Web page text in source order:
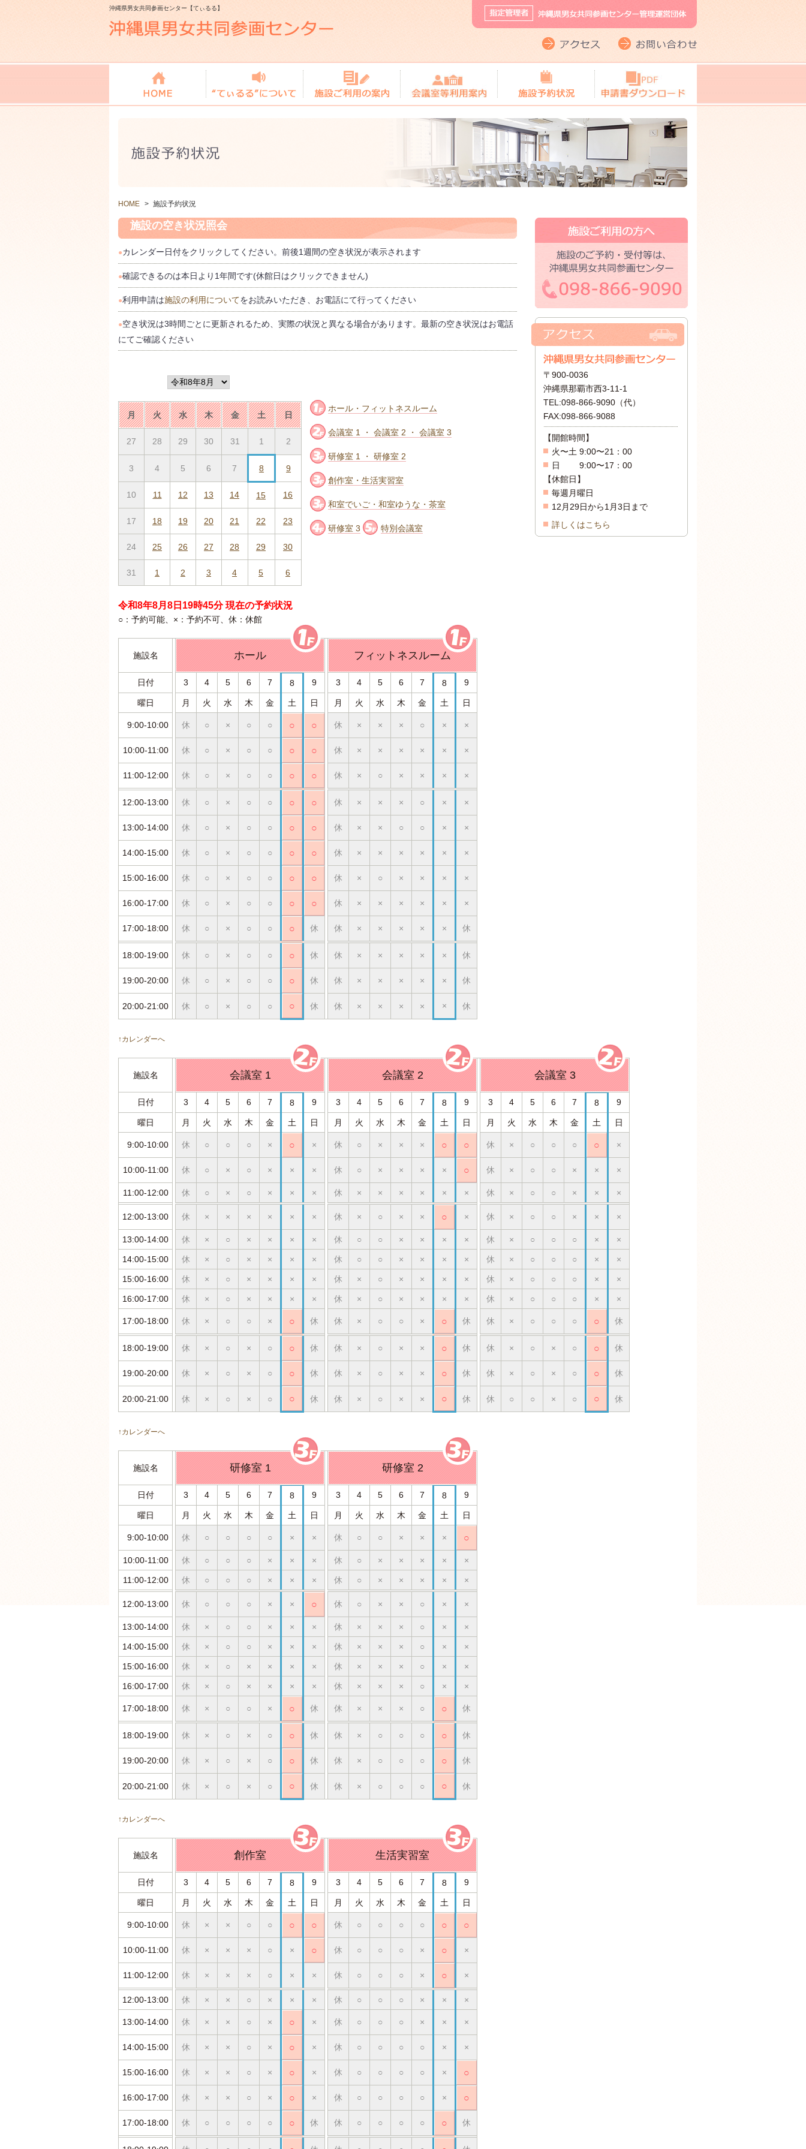
沖縄県男女共同参画センター【てぃるる】
HOME > 施設予約状況
施設の空き状況照会
●カレンダー日付をクリックしてください。前後1週間の空き状況が表示されます
●確認できるのは本日より1年間です(休館日はクリックできません)
●利用申請は施設の利用についてをお読みいただき、お電話にて行ってください
●空き状況は3時間ごとに更新されるため、実際の状況と異なる場合があります。最新の空き状況はお電話
にてご確認ください
〒900-0036
沖縄県那覇市西3-11-1
TEL:098-866-9090（代）
FAX:098-866-9088
【開館時間】
火〜土 9:00〜21：00
日 9:00〜17：00
【休館日】
毎週月曜日
12月29日から1月3日まで
詳しくはこちら
月 火 水 木 金 土 日
27 28 29 30 31 1 2
3 4 5 6 7 8 9
10 11 12 13 14 15 16
17 18 19 20 21 22 23
24 25 26 27 28 29 30
31 1 2 3 4 5 6
ホール・フィットネスルーム
会議室 1 ・ 会議室 2 ・ 会議室 3
研修室 1 ・ 研修室 2
創作室・生活実習室
和室でいご・和室ゆうな・茶室
研修室 3 特別会議室
令和8年8月8日19時45分 現在の予約状況
○：予約可能、×：予約不可、休：休館
施設名 ホール フィットネスルーム
日付 3 4 5 6 7 8 9 3 4 5 6 7 8 9
曜日 月 火 水 木 金 土 日 月 火 水 木 金 土 日
9:00-10:00 休 ○ × ○ ○ ○ ○ 休 × × × ○ × ×
10:00-11:00 休 ○ × ○ ○ ○ ○ 休 × × × × × ×
11:00-12:00 休 ○ × ○ ○ ○ ○ 休 × ○ × × × ×
12:00-13:00 休 ○ × ○ ○ ○ ○ 休 × × × ○ × ×
13:00-14:00 休 ○ × ○ ○ ○ ○ 休 × × ○ ○ × ×
14:00-15:00 休 ○ × ○ ○ ○ ○ 休 × × × × × ×
15:00-16:00 休 ○ × ○ ○ ○ ○ 休 × ○ × × × ×
16:00-17:00 休 ○ × ○ ○ ○ ○ 休 × × × × × ×
17:00-18:00 休 ○ × ○ ○ ○ 休 休 × × × × × 休
18:00-19:00 休 ○ × ○ ○ ○ 休 休 × × × × × 休
19:00-20:00 休 ○ × ○ ○ ○ 休 休 × × × × × 休
20:00-21:00 休 ○ × ○ ○ ○ 休 休 × × × × × 休
↑カレンダーへ
施設名 会議室 1 会議室 2 会議室 3
日付 3 4 5 6 7 8 9 3 4 5 6 7 8 9 3 4 5 6 7 8 9
曜日 月 火 水 木 金 土 日 月 火 水 木 金 土 日 月 火 水 木 金 土 日
9:00-10:00 休 ○ ○ ○ × ○ × 休 ○ × × × ○ ○ 休 × ○ ○ ○ ○ ×
10:00-11:00 休 ○ × ○ × × × 休 ○ × × × × ○ 休 × ○ ○ × × ×
11:00-12:00 休 ○ × ○ × × × 休 × × × × × × 休 × ○ ○ × × ×
12:00-13:00 休 × × × × × × 休 × ○ × × ○ × 休 × ○ ○ × × ×
13:00-14:00 休 × ○ × × × × 休 ○ ○ × × × × 休 × ○ ○ ○ × ×
14:00-15:00 休 × ○ × × × × 休 ○ ○ × × × × 休 × ○ ○ ○ × ×
15:00-16:00 休 × ○ × × × × 休 × ○ × × × × 休 × ○ ○ ○ × ×
16:00-17:00 休 × ○ × × × × 休 × ○ × × × × 休 × ○ ○ ○ × ×
17:00-18:00 休 × ○ ○ × ○ 休 休 × ○ ○ × ○ 休 休 × ○ ○ ○ ○ 休
18:00-19:00 休 × ○ × ○ ○ 休 休 × ○ × × ○ 休 休 × ○ × ○ ○ 休
19:00-20:00 休 × ○ × ○ ○ 休 休 × ○ × × ○ 休 休 × ○ × ○ ○ 休
20:00-21:00 休 × ○ × ○ ○ 休 休 × ○ × × ○ 休 休 ○ ○ × ○ ○ 休
↑カレンダーへ
施設名 研修室 1 研修室 2
日付 3 4 5 6 7 8 9 3 4 5 6 7 8 9
曜日 月 火 水 木 金 土 日 月 火 水 木 金 土 日
9:00-10:00 休 ○ ○ ○ ○ × × 休 ○ ○ × × × ○
10:00-11:00 休 ○ ○ ○ × × × 休 ○ × × × × ×
11:00-12:00 休 ○ ○ ○ × × × 休 ○ × × × × ×
12:00-13:00 休 ○ ○ ○ × × ○ 休 ○ × × ○ × ×
13:00-14:00 休 × ○ ○ × × × 休 × × × ○ × ×
14:00-15:00 休 × ○ ○ × × × 休 × × × ○ × ×
15:00-16:00 休 × ○ × × × × 休 × × × ○ × ×
16:00-17:00 休 × ○ × × × × 休 × × × ○ × ×
17:00-18:00 休 × ○ ○ × ○ 休 休 × × × ○ ○ 休
18:00-19:00 休 × ○ × ○ ○ 休 休 × ○ ○ ○ ○ 休
19:00-20:00 休 × ○ × ○ ○ 休 休 × ○ ○ ○ ○ 休
20:00-21:00 休 × ○ × ○ ○ 休 休 × ○ ○ ○ ○ 休
↑カレンダーへ
施設名 創作室 生活実習室
日付 3 4 5 6 7 8 9 3 4 5 6 7 8 9
曜日 月 火 水 木 金 土 日 月 火 水 木 金 土 日
9:00-10:00 休 × × ○ ○ ○ ○ 休 ○ ○ ○ ○ ○ ○
10:00-11:00 休 × × × ○ × ○ 休 ○ ○ ○ × ○ ×
11:00-12:00 休 × × × ○ × × 休 ○ ○ ○ × ○ ×
12:00-13:00 休 × × ○ × × × 休 ○ ○ ○ × × ×
13:00-14:00 休 × × ○ × ○ × 休 ○ ○ ○ × × ×
14:00-15:00 休 × × ○ × ○ × 休 ○ ○ ○ ○ × ×
15:00-16:00 休 × × ○ × ○ × 休 ○ ○ ○ ○ × ○
16:00-17:00 休 × × ○ × ○ × 休 ○ ○ ○ ○ × ○
17:00-18:00 休 ○ ○ ○ ○ ○ 休 休 ○ ○ ○ ○ ○ 休